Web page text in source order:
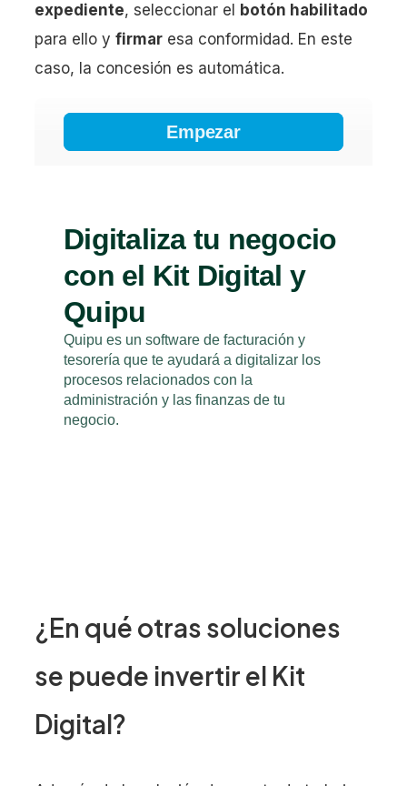
expediente, seleccionar el botón habilitado
para ello y firmar esa conformidad. En este
caso, la concesión es automática.
¿En qué otras soluciones
se puede invertir el Kit
Digital?